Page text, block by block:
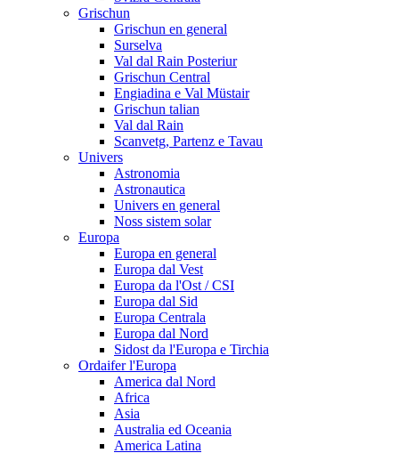
Grischun
Grischun en general
Surselva
Val dal Rain Posteriur
Grischun Central
Engiadina e Val Müstair
Grischun talian
Val dal Rain
Scanvetg, Partenz e Tavau
Univers
Astronomia
Astronautica
Univers en general
Noss sistem solar
Europa
Europa en general
Europa dal Vest
Europa da l'Ost / CSI
Europa dal Sid
Europa Centrala
Europa dal Nord
Sidost da l'Europa e Tirchia
Ordaifer l'Europa
America dal Nord
Africa
Asia
Australia ed Oceania
America Latina